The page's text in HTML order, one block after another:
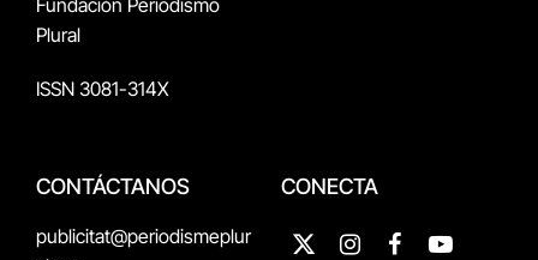
Fundación Periodismo
Plural
ISSN 3081-314X
CONTÁCTANOS
publicitat@periodismeplur
CONECTA
X
InstagramFacebookYouTube